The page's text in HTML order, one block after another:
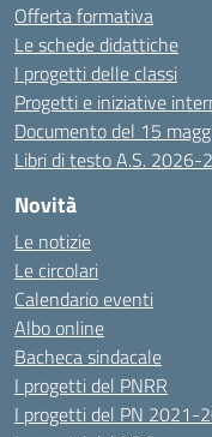
Offerta formativa
Le schede didattiche
I progetti delle classi
Progetti e iniziative
Documento del 15
Libri di testo A.S. 2026-
Novità
Le notizie
Le circolari
Calendario eventi
Albo online
Bacheca sindacale
I progetti del PNRR
I progetti del PN 2021-